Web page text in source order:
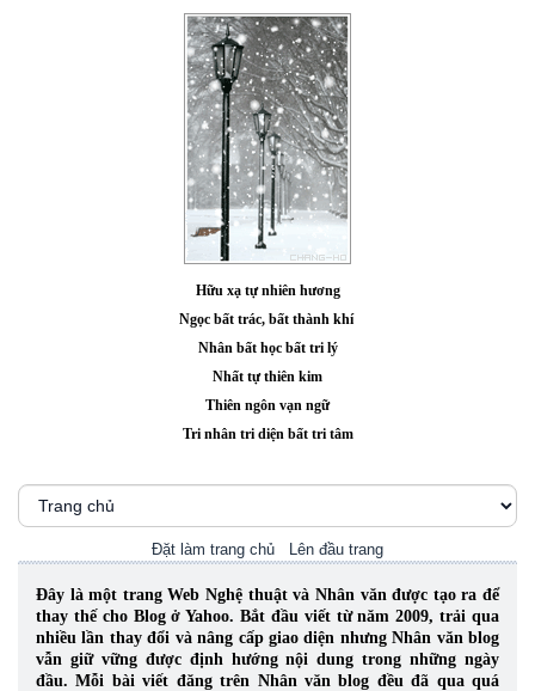
Hữu xạ tự nhiên hương
Ngọc bất trác, bất thành khí
Nhân bất học bất tri lý
Nhất tự thiên kim
Thiên ngôn vạn ngữ
Tri nhân tri diện bất tri tâm
Đặt làm trang chủ Lên đầu trang
Đây là một trang Web Nghệ thuật và Nhân văn được tạo ra để
thay thế cho Blog ở Yahoo. Bắt đầu viết từ năm 2009, trải qua
nhiều lần thay đổi và nâng cấp giao diện nhưng Nhân văn blog
vẫn giữ vững được định hướng nội dung trong những ngày
đầu. Mỗi bài viết đăng trên Nhân văn blog đều đã qua quá